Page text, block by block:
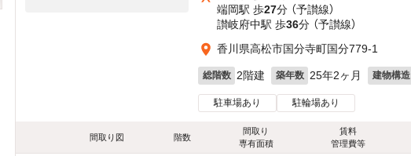
端岡駅 歩27分 （予讃線）
讃岐府中駅 歩36分 （予讃線）
香川県高松市国分寺町国分779-1
総階数 2階建 築年数 25年2ヶ月 建物構造
駐車場あり 駐輪場あり
間取り図 階数
間取り
専有面積
賃料
管理費等